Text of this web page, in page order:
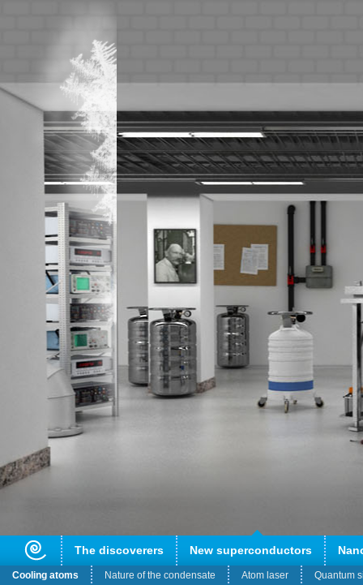
The discoverers New superconductors
Cooling atoms Nature of the condensate Atom laser Quantum